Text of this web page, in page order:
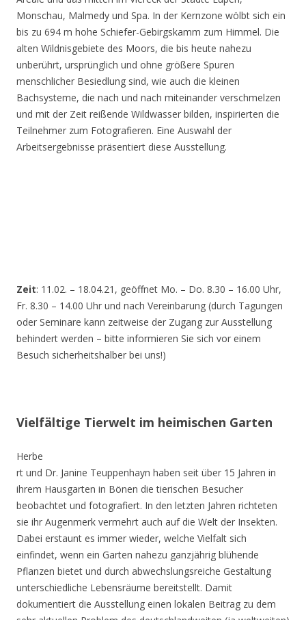
Monschau, Malmedy und Spa. In der Kernzone wölbt sich ein
bis zu 694 m hohe Schiefer-Gebirgskamm zum Himmel. Die
alten Wildnisgebiete des Moors, die bis heute nahezu
unberührt, ursprünglich und ohne größere Spuren
menschlicher Besiedlung sind, wie auch die kleinen
Bachsysteme, die nach und nach miteinander verschmelzen
und mit der Zeit reißende Wildwasser bilden, inspirierten die
Teilnehmer zum Fotografieren. Eine Auswahl der
Arbeitsergebnisse präsentiert diese Ausstellung.
Zeit: 11.02. – 18.04.21, geöffnet Mo. – Do. 8.30 – 16.00 Uhr,
Fr. 8.30 – 14.00 Uhr und nach Vereinbarung (durch Tagungen
oder Seminare kann zeitweise der Zugang zur Ausstellung
behindert werden – bitte informieren Sie sich vor einem
Besuch sicherheitshalber bei uns!)
Vielfältige Tierwelt im heimischen Garten
Herbe
rt und Dr. Janine Teuppenhayn haben seit über 15 Jahren in
ihrem Hausgarten in Bönen die tierischen Besucher
beobachtet und fotografiert. In den letzten Jahren richteten
sie ihr Augenmerk vermehrt auch auf die Welt der Insekten.
Dabei erstaunt es immer wieder, welche Vielfalt sich
einfindet, wenn ein Garten nahezu ganzjährig blühende
Pflanzen bietet und durch abwechslungsreiche Gestaltung
unterschiedliche Lebensräume bereitstellt. Damit
dokumentiert die Ausstellung einen lokalen Beitrag zu dem